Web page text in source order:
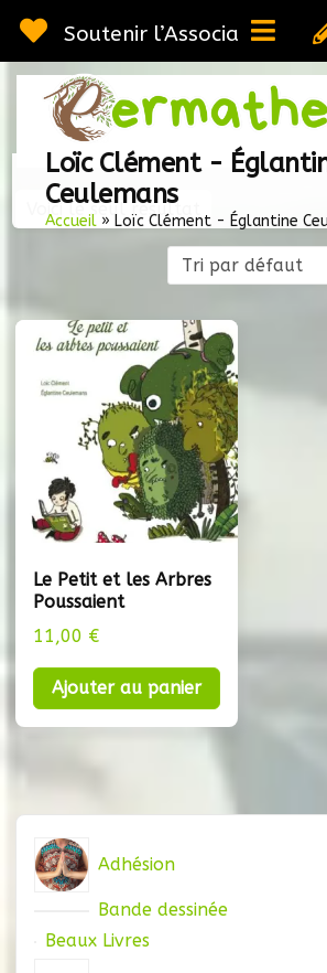
au
contenu
Soutenir l’Association
Loïc Clément -
Ceulemans
Accueil » Loïc Clément - Églantine
Adhésion
Bande dessinée
Beaux Livres
Voici le seul résultat
Le Petit et les Arbres
Poussaient
11,00 €
Ajouter au panier